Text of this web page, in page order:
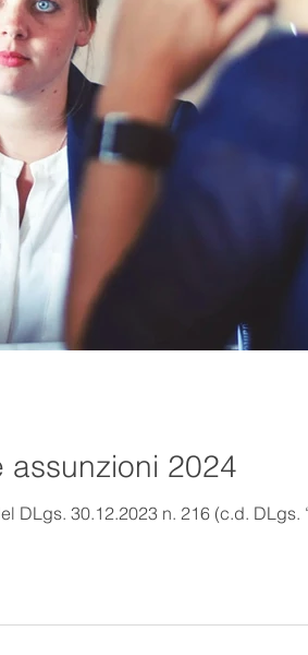
assunzioni 2024
30.12.2023 n. 216 (c.d. DLgs.